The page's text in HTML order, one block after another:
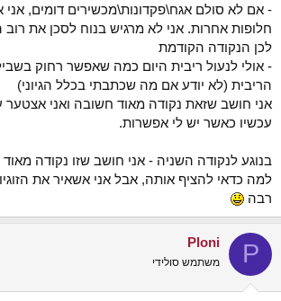
- אם לא סולם אגח\פקדונות\מכשירים דומים,
חלופות אחרות. אני לא מרגיש בנוח לסכן את רוב
לכן הנקודה הקודמת
- אולי לנעול ריבית היום כמה שאפשר רחוק
הריבית (לא יודע אם מה שכתבתי בכלל הגיוני)
אני חושב שזאת נקודה מאוד חשובה ואני
עכשיו כאשר יש לי אפשרות.
בנוגע לנקודה השניה - אני חושב שזו נקודה מאוד
למה כדאי להציף אותה, אבל אני אשאיר את
רבה
P
Ploni
משתמש סולידי